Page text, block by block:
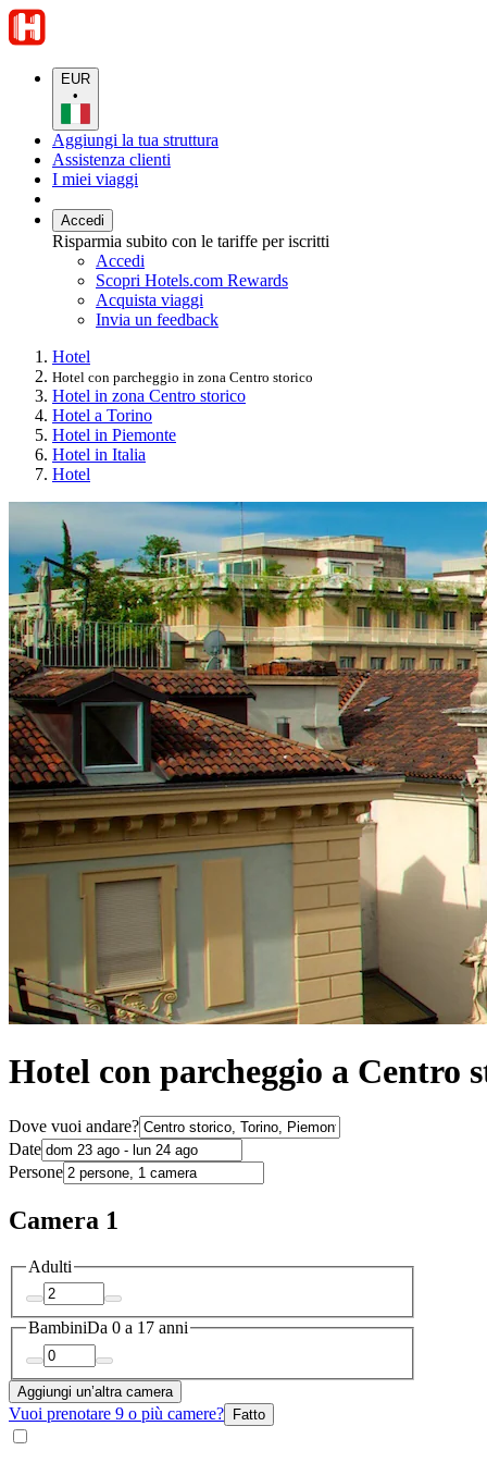
EUR
•
Aggiungi la tua struttura
Assistenza clienti
I miei viaggi
Accedi
Risparmia subito con le tariffe per iscritti
Accedi
Scopri Hotels.com Rewards
Acquista viaggi
Invia un feedback
Hotel
Hotel con parcheggio in zona Centro storico
Hotel in zona Centro storico
Hotel a Torino
Hotel in Piemonte
Hotel in Italia
Hotel
Hotel con parcheggio a Centro
Dove vuoi andare?
Date
Persone
Camera 1
Adulti
BambiniDa 0 a 17 anni
Aggiungi un’altra camera
Vuoi prenotare 9 o più camere? Fatto